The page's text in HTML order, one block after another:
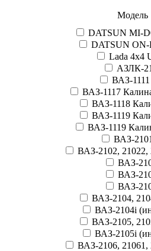
Модель
DATSUN MI-
DATSUN ON-
Lada 4x4
АЗЛК-
ВАЗ-
ВАЗ-1117
ВАЗ-1118
ВАЗ-1119
ВАЗ-1119
ВАЗ-
ВАЗ-2102, 21022,
ВАЗ-
ВАЗ-
ВАЗ-
ВАЗ-2104,
ВАЗ-2104i
ВАЗ-2105,
ВАЗ-2105i
ВАЗ-2106, 21061,